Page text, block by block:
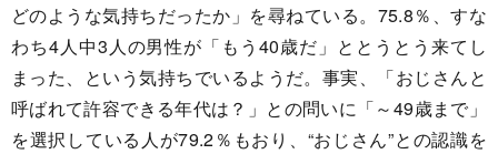
どのような気持ちだったか」を尋ねている。75.8％、すな
わち4人中3人の男性が「もう40歳だ」ととうとう来てし
まった、という気持ちでいるようだ。事実、「おじさんと
呼ばれて許容できる年代は？」との問いに「～49歳まで」
を選択している人が79.2％もおり、“おじさん”との認識を